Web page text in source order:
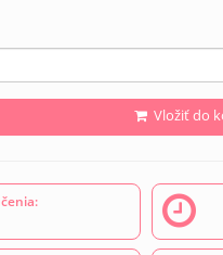
Vložiť do